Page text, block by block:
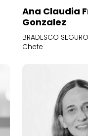
Ana Claudia
Gonzalez
BRADESCO
Chefe